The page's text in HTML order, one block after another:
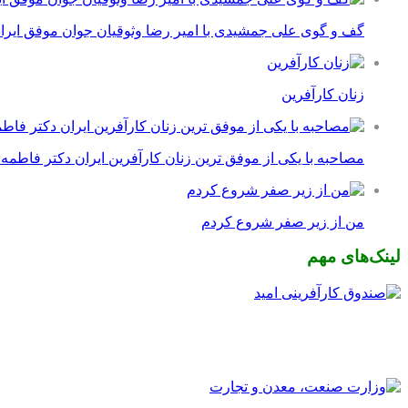
گف و گوی علی جمشیدی با امیر رضا وثوقیان جوان موفق
زنان کارآفرین
مصاحبه با یکی از موفق ترین زنان کارآفرین ایران دکتر
من از زیر صفر شروع کردم
لینک‌های مهم